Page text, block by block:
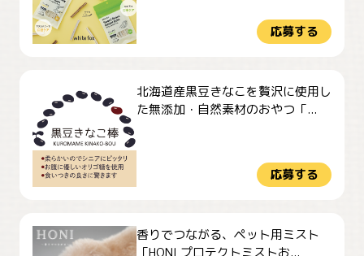
応募する
北海道産黒豆きなこを贅沢に使用し
た無添加・自然素材のおやつ「...
応募する
香りでつながる、ペット用ミスト
「HONI プロテクトミストお...